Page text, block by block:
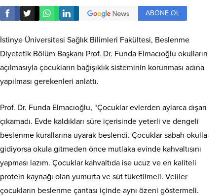
ABONE OL
İstinye Üniversitesi Sağlık Bilimleri Fakültesi, Beslenme
Diyetetik Bölüm Başkanı Prof. Dr. Funda Elmacıoğlu okulların
açılmasıyla çocukların bağışıklık sisteminin korunması adına
yapılması gerekenleri anlattı.
Prof. Dr. Funda Elmacıoğlu, “Çocuklar evlerden aylarca dışarı
çıkamadı. Evde kaldıkları süre içerisinde yeterli ve dengeli
beslenme kurallarına uyarak beslendi. Çocuklar sabah okulla
gidiyorsa okula gitmeden önce mutlaka evinde kahvaltısını
yapması lazım. Çocuklar kahvaltıda ise ucuz ve en kaliteli
protein kaynağı olan yumurta ve süt tüketilmeli. Veliler
çocukların beslenme çantası içinde aynı özeni göstermeli.